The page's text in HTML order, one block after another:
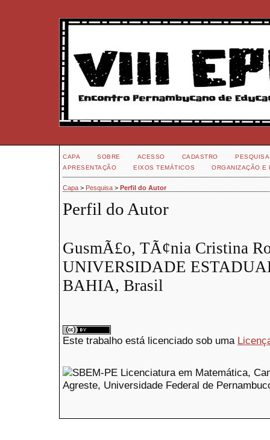
CAPA SOBRE ACESSO CADASTRO
PESQUISA
APRESENTAÇÃO
EIXOS TEMÁTICOS ORGANIZAÇÃO E
Capa > Pesquisa > Perfil do Autor
Perfil do Autor
GusmÃ£o, TÃ¢nia Cristina
UNIVERSIDADE
BAHIA, Brasil
Este trabalho está licenciado sob uma